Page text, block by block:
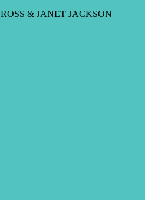
& JANET JACKSON